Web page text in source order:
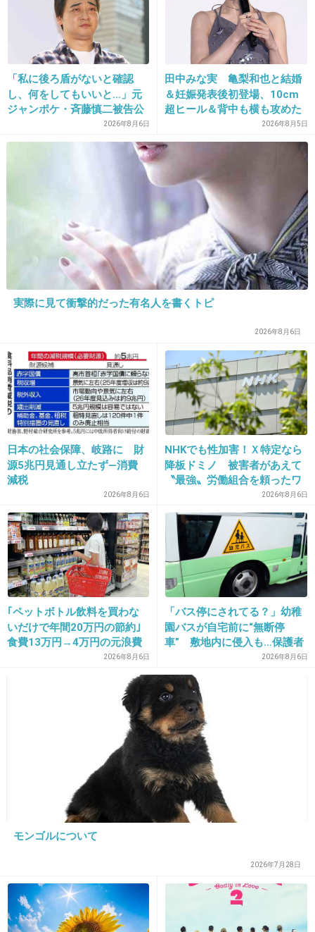
ばいろんな立場の人の気持がわかって
産んだあとからもよかったと思う。
がんばれーとは言えないけど 希望は捨てない
でほしいですね。
-0
私はもう体外受精以外方法なしと言われまし
だから金銭面が一番キツイ。
不妊ってだけでも心のダメージ大きいのに、そ
の上多額の治療費をどうするかのストレス。
今は治療をストップしてます。
+22 -0
19. 匿名2012/12/26(水) 13:02:55
子供は天からの授かり物
すごい実感します
+23 -4
20. 匿名2012/12/26(水) 13:41:29
夫婦の間では
子供いなくても二人で
幸せになろうね、って
結束してるのに
親しくない親戚や友人に
限って 子供は？ と
無神経な事言ってくるのが
子供は授かりものなので…、と
大人の対応をしていたが、
少ししつこいので
私って性格悪…（汗）
-9
「私に後ろ盾がないと確認
し、何をしてもいいと…」元
ジャンポケ・斉藤慎二被告公
2026年8月6日
田中みな実 亀梨和也と結婚
＆妊娠発表後初登場、10cm
超ヒール＆背中も横も攻めた
ドレスで祝福に笑顔「ありが
とうございます」おなかふっ
2026年8月5日
実際に見て衝撃的だった有名人を書くトピ
2026年8月6日
日本の社会保障、岐路に 財
源5兆円見通し立たず―消費
減税
2026年8月6日
NHKでも性加害！Ｘ特定なら
降板ドミノ 被害者があえて
〝最強〟労働組合を頼ったワ
2026年8月6日
｢ペットボトル飲料を買わな
いだけで年間20万円の節約｣
食費13万円→4万円の元浪費
主婦が買うのをやめた食品5
2026年8月6日
「バス停にされてる？」幼稚
園バスが自宅前に“無断停
車” 敷地内に侵入も…保護者
マナーに「我慢の限界」2026年8月6日
モンゴルについて
2026年7月28日